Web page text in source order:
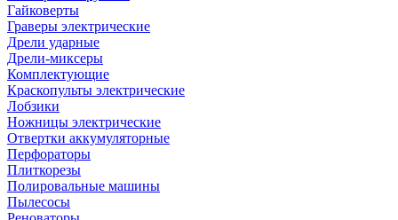
Гайковерты
Граверы электрические
Дрели ударные
Дрели-миксеры
Комплектующие
Краскопульты электрические
Лобзики
Ножницы электрические
Отвертки аккумуляторные
Перфораторы
Плиткорезы
Полировальные машины
Пылесосы